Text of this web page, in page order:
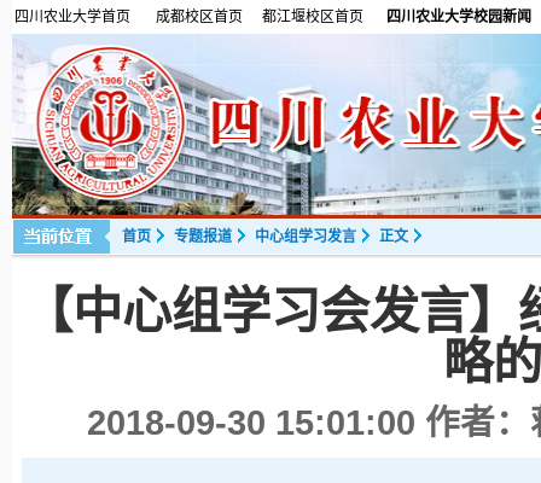
四川农业大学首页 成都校区首页 都江堰校区首页 四川农业大学校园新闻
首页 专题报道 中心组学习发言 正文
【中心组学习会发言
略
2018-09-30 15:01:00 作者：